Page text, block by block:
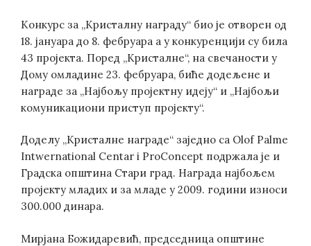
Конкурс за „Кристалну награду“ био је отворен од
18. јануара до 8. фебруара a у конкуренцији су била
43 пројекта. Поред „Кристалне“, на свечаности у
Дому омладине 23. фебруара, биће додељене и
награде за „Најбољу пројектну идеју“ и „Најбољи
комуникациони приступ пројекту“.
Доделу „Кристалне награде“ заједно са Olof Palme
Intwernational Centar i ProConcept подржала је и
Градска општина Стари град. Награда најбољем
пројекту младих и за младе у 2009. години износи
300.000 динара.
Мирјана Божидаревић, председница општине